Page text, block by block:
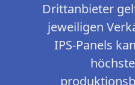
Drittanbieter
jeweiligen
IPS-Panels